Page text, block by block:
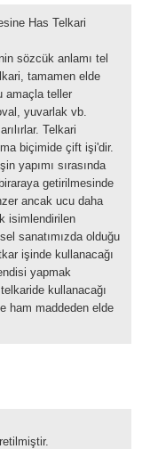
Has Telkari
sözcük anlamı tel
tamamen elde
amaçla teller
yuvarlak vb.
Telkari
biçimide çift işi'dir.
yapımı sırasında
getirilmesinde
ancak ucu daha
isimlendirilen
sanatımızda olduğu
işinde kullanacağı
yapmak
kullanacağı
ham maddeden elde